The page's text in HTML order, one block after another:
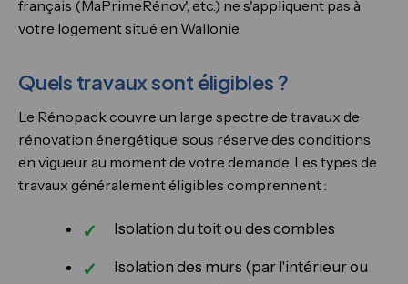
français (MaPrimeRénov', etc.) ne s'appliquent pas à
votre logement situé en Wallonie.
Quels travaux sont éligibles ?
Le Rénopack couvre un large spectre de travaux de
rénovation énergétique, sous réserve des conditions
en vigueur au moment de votre demande. Les types de
travaux généralement éligibles comprennent :
Isolation du toit ou des combles
Isolation des murs (par l'intérieur ou